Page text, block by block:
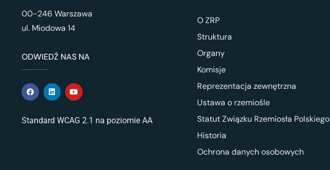
00-246 Warszawa
ul. Miodowa 14
ODWIEDŹ NAS NA
Standard WCAG 2.1 na poziomie AA
O ZRP
Struktura
Organy
Komisje
Reprezentacja zewnętrzna
Ustawa o rzemiośle
Statut Związku Rzemiosła Polskiego
Historia
Ochrona danych osobowych